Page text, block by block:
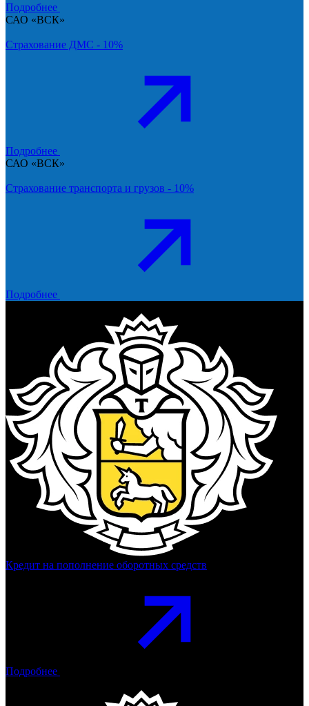
Подробнее
САО «ВСК»
Страхование ДМС - 10%
Подробнее
САО «ВСК»
Страхование транспорта и грузов - 10%
Подробнее
Кредит на пополнение оборотных средств
Подробнее